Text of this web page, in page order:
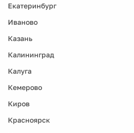
Екатеринбург
Иваново
Казань
Калининград
Калуга
Кемерово
Киров
Красноярск